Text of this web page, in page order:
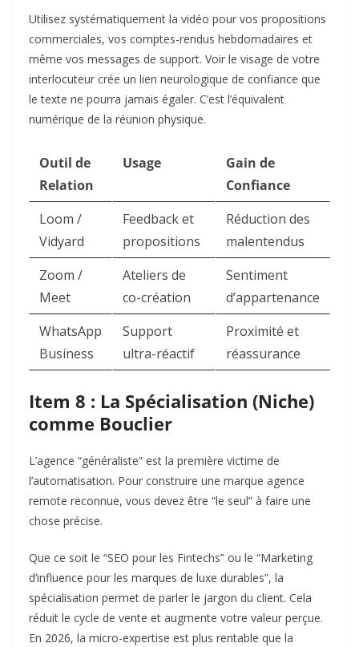
Utilisez systématiquement la vidéo pour vos propositions
commerciales, vos comptes-rendus hebdomadaires et
même vos messages de support. Voir le visage de votre
interlocuteur crée un lien neurologique de confiance que
le texte ne pourra jamais égaler. C’est l’équivalent
numérique de la réunion physique.
Outil de
Relation
Usage
Gain de
Confiance
Loom /
Vidyard
Feedback et
propositions
Réduction des
malentendus
Zoom /
Meet
Ateliers de
co-création
Sentiment
d’appartenance
WhatsApp
Business
Support
ultra-réactif
Proximité et
réassurance
Item 8 : La Spécialisation (Niche)
comme Bouclier
L’agence “généraliste” est la première victime de
l’automatisation. Pour construire une marque agence
remote reconnue, vous devez être “le seul” à faire une
chose précise.
Que ce soit le “SEO pour les Fintechs” ou le “Marketing
d’influence pour les marques de luxe durables”, la
spécialisation permet de parler le jargon du client. Cela
réduit le cycle de vente et augmente votre valeur perçue.
En 2026, la micro-expertise est plus rentable que la